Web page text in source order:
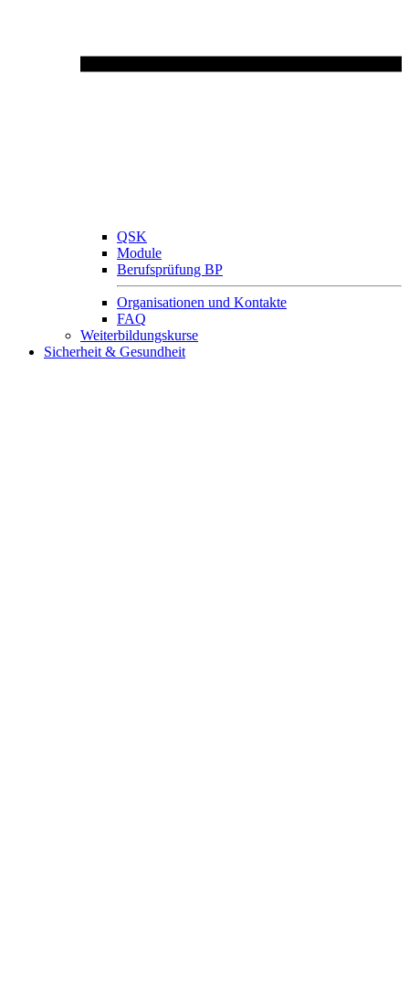
QSK
Module
Berufsprüfung BP
Organisationen und Kontakte
FAQ
Weiterbildungskurse
Sicherheit & Gesundheit